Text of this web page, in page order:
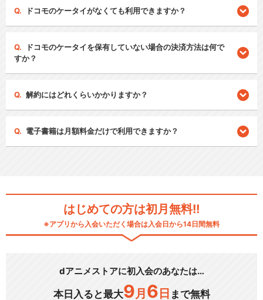
ドコモのケータイがなくても利用できますか？
ドコモのケータイを保有していない場合の決済方法は何で
すか？
解約にはどれくらいかかりますか？
電子書籍は月額料金だけで利用できますか？
はじめての方は初月無料!!
※アプリから入会いただく場合は入会日から14日間無料
dアニメストアに初入会のあなたは…
本日入ると最大9 月 6 日 まで無料